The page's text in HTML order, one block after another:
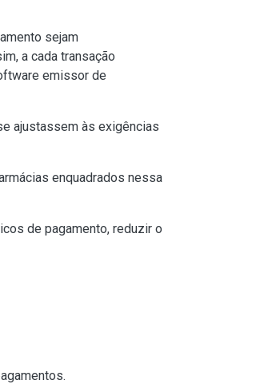
sejam
a cada transação
emissor de
ajustassem às exigências
enquadrados nessa
de pagamento, reduzir o